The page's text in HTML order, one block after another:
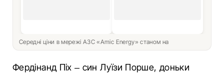
Середні ціни в мережі АЗС «Amic Energy» станом на
Фердінанд Піх – син Луїзи Порше, доньки